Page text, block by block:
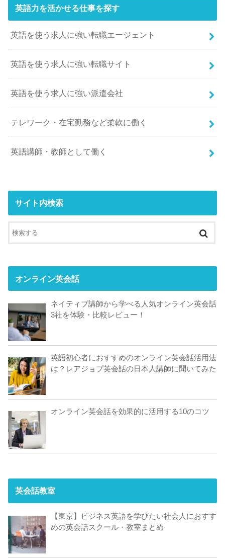
英語力を活かせる仕事を探す
英語を使う求人に強い転職エージェント
英語を使う求人に強い転職サイト
英語を使う求人に強い派遣会社
テレワーク・在宅勤務など柔軟に働く
英語講師・教師として働く
サイト内検索
オンライン英会話
ネイティブ講師から学べる人気オンライン英会話
3社を体験・比較レビュー！
英語初心者におすすめのオンライン英会話活用法
は？レアジョブ英会話の日本人講師に聞いてみた
オンライン英会話を効果的に活用する10のコツ
英会話教室
【東京】ビジネス英語を学びたい社会人におすす
めの英会話スクール・教室まとめ